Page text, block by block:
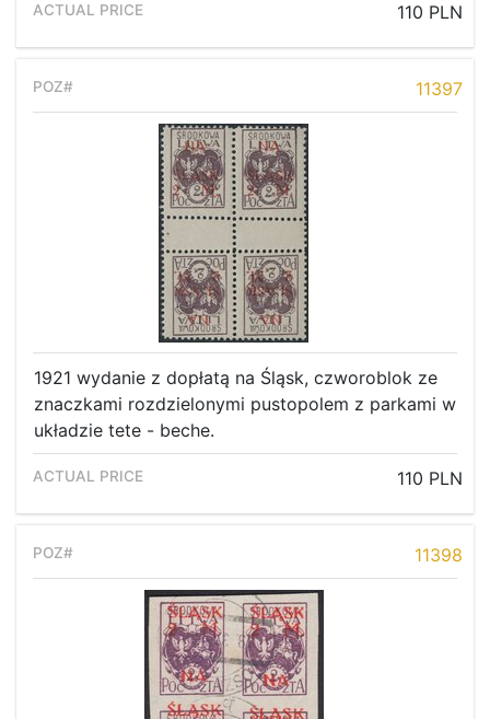
110 PLN
11397
1921 wydanie z dopłatą na Śląsk, czworoblok ze
znaczkami rozdzielonymi pustopolem z parkami w
układzie tete - beche.
110 PLN
11398